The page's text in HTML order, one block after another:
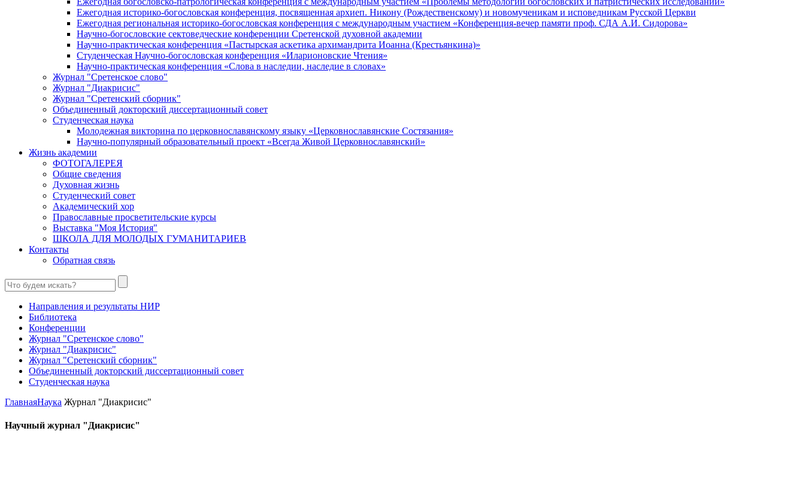
Ежегодная историко-богословская конференция, посвященная архиеп. Никону (Рождественскому) и новомученикам и исповедникам Русской Церкви
Ежегодная региональная историко-богословская конференция с международным участием «Конференция-вечер памяти проф. СДА А.И. Сидорова»
Научно-богословские сектоведческие конференции Сретенской духовной академии
Научно-практическая конференция «Пастырская аскетика архимандрита Иоанна (Крестьянкина)»
Студенческая Научно-богословская конференция «Иларионовские Чтения»
Научно-практическая конференция «Cлова в наследии, наследие в словах»
Журнал "Сретенское слово"
Журнал "Диакрисис"
Журнал "Сретенский сборник"
Объединенный докторский диссертационный совет
Студенческая наука
Молодежная викторина по церковнославянскому языку «Церковнославянские Состязания»
Научно-популярный образовательный проект «Всегда Живой Церковнославянский»
Жизнь академии
ФОТОГАЛЕРЕЯ
Общие сведения
Духовная жизнь
Студенческий совет
Академический хор
Православные просветительские курсы
Выставка "Моя История"
ШКОЛА ДЛЯ МОЛОДЫХ ГУМАНИТАРИЕВ
Контакты
Обратная связь
Направления и результаты НИР
Библиотека
Конференции
Журнал "Сретенское слово"
Журнал "Диакрисис"
Журнал "Сретенский сборник"
Объединенный докторский диссертационный совет
Студенческая наука
ГлавнаяНаука Журнал "Диакрисис"
Научный журнал "Диакрисис"